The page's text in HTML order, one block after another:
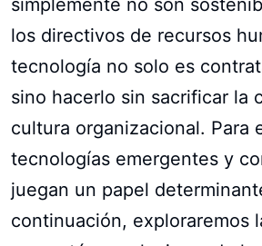
los directivos de recursos
tecnología no solo es
sino hacerlo sin sacrificar la
cultura organizacional. Para
tecnologías emergentes y
juegan un papel
continuación, exploraremos